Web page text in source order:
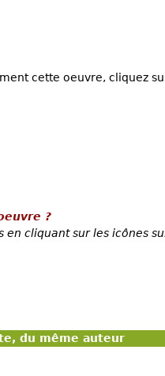
cette oeuvre, cliquez
?
en cliquant sur les icônes
du même auteur